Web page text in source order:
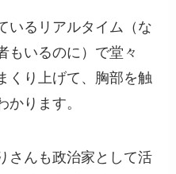
いるリアルタイム（な
もいるのに）で堂々
くり上げて、胸部を触
かります。
さんも政治家として活